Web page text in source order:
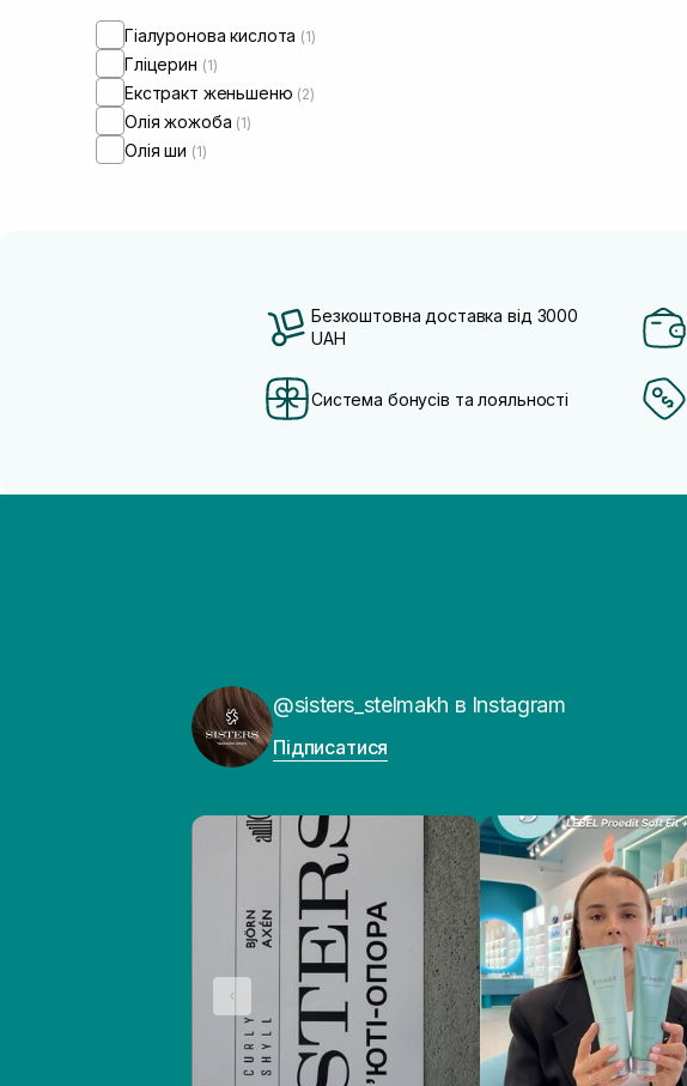
Гіалуронова кислота (1)
Гліцерин (1)
Екстракт женьшеню (2)
Олія жожоба (1)
Олія ши (1)
Безкоштовна доставка від 3000
UAH
Система бонусів та лояльності
@sisters_stelmakh в Instagram
Підписатися